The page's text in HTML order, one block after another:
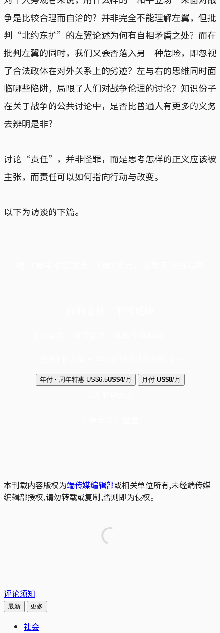
争是比较合理而自洽的？并非完全不能理解左翼，但批
判“北约东扩”的左翼论述为何有自相矛盾之处？而在
批判左翼的同时，我们又会否落入另一种危险，即忽视
了合法政体在对外关系上的劣迹？左与右的思维同时面
临哪些陷阱，局限了人们对战争伦理的讨论？知识份子
在关于战争的公共讨论中，是否比普通人有更多的义务
去辨明是非？
讨论“责任”，并非怪罪，而是思考怎样的正义应该被
主张，而责任可以如何指向行动与改变。
以下为访谈的下篇。
年付・周年特惠 US$6.5US$4/月 月付 US$8/月
本刊载内容版权为端传媒编辑部或相关单位所有,未经端传媒
编辑部授权,请勿转载或复制,否则即为侵权。
评论须知
最新 更多
社会